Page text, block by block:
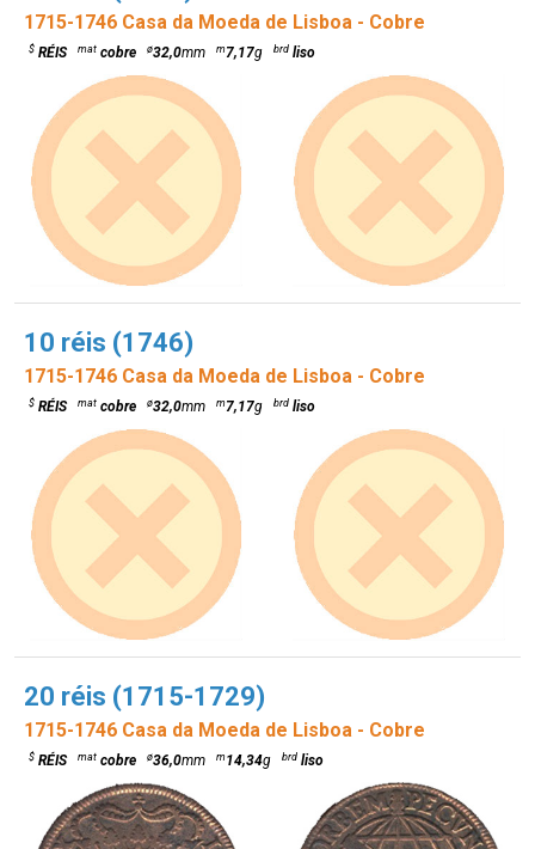
1715-1746 Casa da Moeda de Lisboa - Cobre
$ RÉIS mat cobre ø32,0mm m7,17g brd liso
10 réis (1746)
1715-1746 Casa da Moeda de Lisboa - Cobre
$ RÉIS mat cobre ø32,0mm m7,17g brd liso
20 réis (1715-1729)
1715-1746 Casa da Moeda de Lisboa - Cobre
$ RÉIS mat cobre ø36,0mm m14,34g brd liso